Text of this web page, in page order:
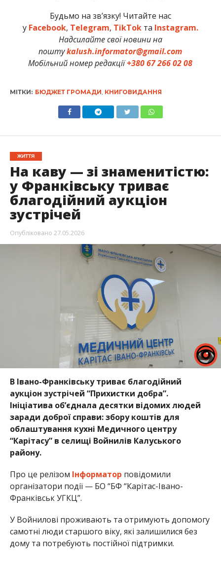
Будьмо на зв’язку! Читайте нас
у Facebook, Telegram, TikTokта Instagram.
Надсилайте свої новини на
поштуkalush.informator@gmail.com
Мобільний номер редакції+380 67 266 02 08
МІТКИ: БЮДЖЕТ ГРОМАДИ КНИГОВИДАННЯ
ЖИТТЯ
На каву — зі знаменитістю:
у Франківську триває
благодійний аукціон
зустрічей
Опубліковано 27.05.2026
В Івано-Франківську триває благодійний
аукціон зустрічей “Прихистки добра”.
Ініціатива об’єднала десятки відомих людей
заради доброї справи: збору коштів для
облаштування кухні Медичного центру
“Карітасу” в селищі Войнилів Калуського
району.
Про це релізом Інформатор повідомили
організатори події — БО “БФ “Карітас-Івано-
Франківськ УГКЦ”.
У Войнилові проживають та отримують допомогу
самотні люди старшого віку, які залишилися без
дому та потребують постійної підтримки.